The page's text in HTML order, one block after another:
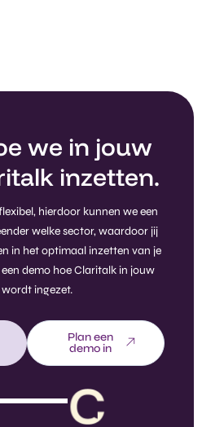
we in jouw
inzetten.
hierdoor kunnen we een
welke sector, waardoor jij
in het optimaal inzetten van je
demo hoe Claritalk in jouw
ingezet.
Plan een
demo in